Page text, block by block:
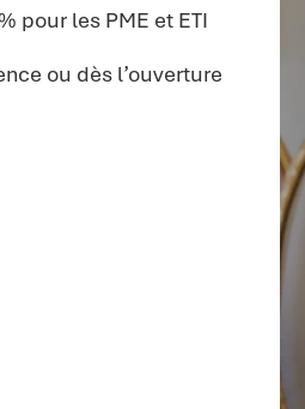
pour les PME et ETI
ou dès l’ouverture